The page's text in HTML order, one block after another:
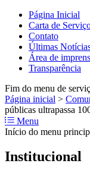
Página Inicial
Carta de
Contato
Últimas
Área de
Transparência
Fim do menu de
Página inicial >
públicas ultrapassa
Menu
Início do menu
Institucional